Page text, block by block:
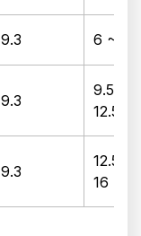
9.3 6 ~
9.3
9.5 ~
12.5
9.3
12.5 ~
16